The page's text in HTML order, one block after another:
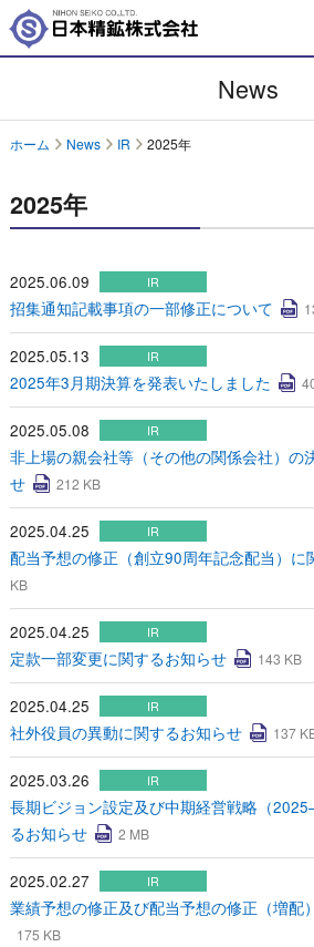
開発品情報
IR情報
採用情報
アグリ事業
お問い合わせ
News
ホーム News IR 2025年
2025年
2025.06.09 IR
招集通知記載事項の一部修正について
2025.05.13 IR
2025年3月期決算を発表いたしました
2025.05.08 IR
非上場の親会社等（その他の関係会社）の
せ
212 KB
2025.04.25 IR
配当予想の修正（創立90周年記念配当）に
KB
2025.04.25 IR
定款一部変更に関するお知らせ 143 KB
2025.04.25 IR
社外役員の異動に関するお知らせ 137
2025.03.26 IR
長期ビジョン設定及び中期経営戦略（
るお知らせ
2 MB
2025.02.27 IR
業績予想の修正及び配当予想の修正（増配
175 KB